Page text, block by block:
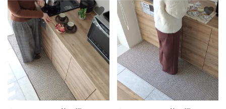
favorite favorite
close